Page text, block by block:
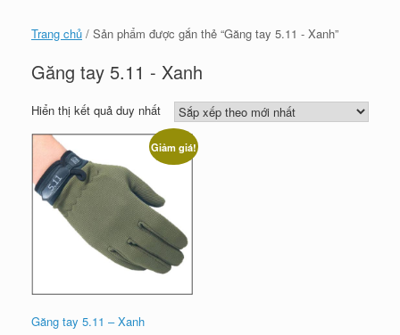
Trang chủ / Sản phẩm được gắn thẻ “Găng tay 5.11 - Xanh”
Găng tay 5.11 - Xanh
Hiển thị kết quả duy nhất
Giảm giá!
Găng tay 5.11 – Xanh